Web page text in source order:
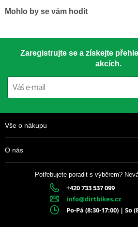
CNC přesnost– perfektní usazení
Speciální tvar zubů– delší životnost
Anodizovaný povrch– dlouhotrvající
Mohlo by se vám hodit
337 Kč
Skladem
Zaregistrujte se a získejte
akcích.
Vše o nákupu
O nás
Potřebujete poradit s výběrem?
+420 733 537 099
info@dirtbikes.cz
Po-Pá (8:30-17:00) | So